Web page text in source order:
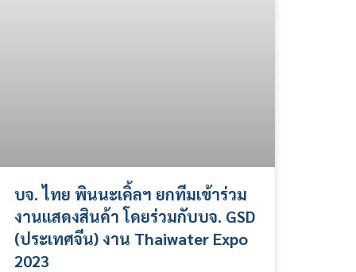
บจ. ไทย พินนะเคิ้ลฯ ยกทีมเข้าร่วม
งานแสดงสินค้า โดยร่วมกับบจ. GSD
(ประเทศจีน) งาน Thaiwater Expo
2023